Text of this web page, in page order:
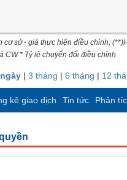
cơ sở - giá thực hiện điều chỉnh;
CW * Tỷ lệ chuyển đổi điều chỉnh
| 3 tháng | 6 tháng | 12
kê giao dịch Tin tức Phân